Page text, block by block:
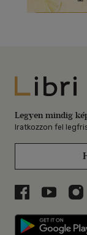
Legyen mindig
Iratkozzon fel
Libri aLibri a